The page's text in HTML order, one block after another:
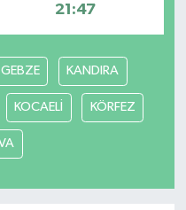
21:47
GEBZE KANDIRA
KOCAELİ KÖRFEZ